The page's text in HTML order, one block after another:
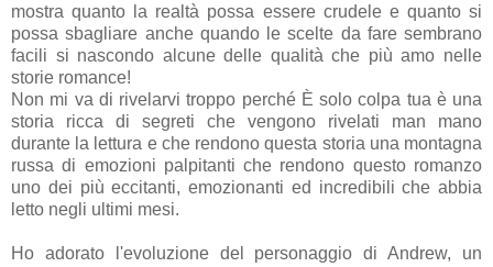
mostra quanto la realtà possa essere crudele e quanto si
possa sbagliare anche quando le scelte da fare sembrano
facili si nascondo alcune delle qualità che più amo nelle
storie romance!
Non mi va di rivelarvi troppo perché È solo colpa tua è una
storia ricca di segreti che vengono rivelati man mano
durante la lettura e che rendono questa storia una montagna
russa di emozioni palpitanti che rendono questo romanzo
uno dei più eccitanti, emozionanti ed incredibili che abbia
letto negli ultimi mesi.
Ho adorato l'evoluzione del personaggio di Andrew, un